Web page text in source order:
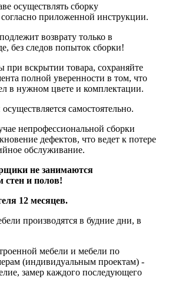
осуществлять сборку
согласно приложенной инструкции.
возврату только в
без следов попыток сборки!
при вскрытии товара, сохраняйте
полной уверенности в том, что
в нужном цвете и комплектации.
самостоятельно.
непрофессиональной сборки
дефектов, что ведет к потере
обслуживание.
не занимаются
и полов!
12 месяцев.
производятся в будние дни, в
мебели и мебели по
(индивидуальным проектам) -
замер каждого последующего